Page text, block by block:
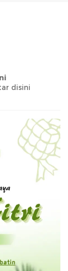
disini